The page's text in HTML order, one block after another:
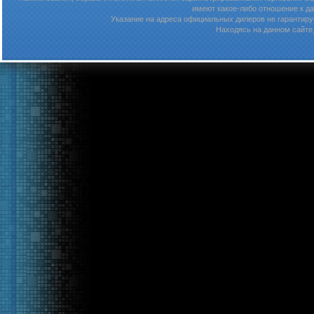
имеют какое-либо отношение к
Указание на адреса официальных дилеров не
Находясь на данном